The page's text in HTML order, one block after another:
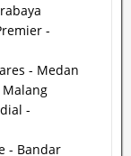
-
- Medan
Malang
-
- Bandar